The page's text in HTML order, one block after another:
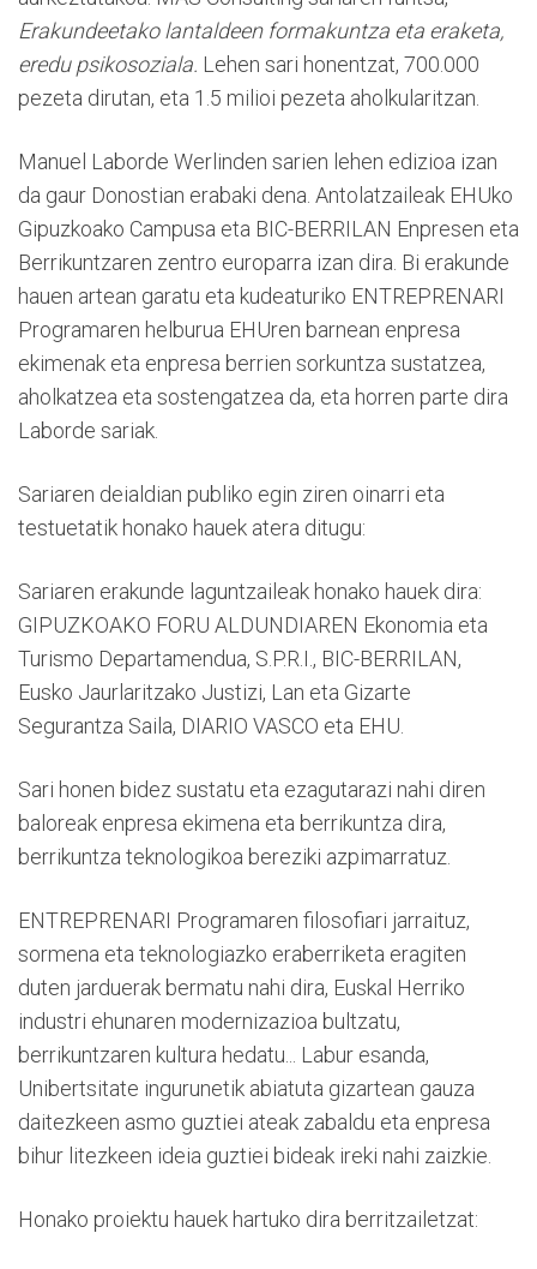
Erakundeetako lantaldeen formakuntza eta eraketa,
eredu psikosoziala. Lehen sari honentzat, 700.000
pezeta dirutan, eta 1.5 milioi pezeta aholkularitzan.
Manuel Laborde Werlinden sarien lehen edizioa izan
da gaur Donostian erabaki dena. Antolatzaileak EHUko
Gipuzkoako Campusa eta BIC-BERRILAN Enpresen eta
Berrikuntzaren zentro europarra izan dira. Bi erakunde
hauen artean garatu eta kudeaturiko ENTREPRENARI
Programaren helburua EHUren barnean enpresa
ekimenak eta enpresa berrien sorkuntza sustatzea,
aholkatzea eta sostengatzea da, eta horren parte dira
Laborde sariak.
Sariaren deialdian publiko egin ziren oinarri eta
testuetatik honako hauek atera ditugu:
Sariaren erakunde laguntzaileak honako hauek dira:
GIPUZKOAKO FORU ALDUNDIAREN Ekonomia eta
Turismo Departamendua, S.P.R.I., BIC-BERRILAN,
Eusko Jaurlaritzako Justizi, Lan eta Gizarte
Segurantza Saila, DIARIO VASCO eta EHU.
Sari honen bidez sustatu eta ezagutarazi nahi diren
baloreak enpresa ekimena eta berrikuntza dira,
berrikuntza teknologikoa bereziki azpimarratuz.
ENTREPRENARI Programaren filosofiari jarraituz,
sormena eta teknologiazko eraberriketa eragiten
duten jarduerak bermatu nahi dira, Euskal Herriko
industri ehunaren modernizazioa bultzatu,
berrikuntzaren kultura hedatu... Labur esanda,
Unibertsitate ingurunetik abiatuta gizartean gauza
daitezkeen asmo guztiei ateak zabaldu eta enpresa
bihur litezkeen ideia guztiei bideak ireki nahi zaizkie.
Honako proiektu hauek hartuko dira berritzailetzat: